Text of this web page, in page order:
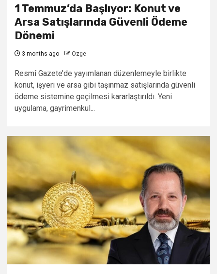
1 Temmuz’da Başlıyor: Konut ve
Arsa Satışlarında Güvenli Ödeme
Dönemi
3 months ago Ozge
Resmî Gazete’de yayımlanan düzenlemeyle birlikte
konut, işyeri ve arsa gibi taşınmaz satışlarında güvenli
ödeme sistemine geçilmesi kararlaştırıldı. Yeni
uygulama, gayrimenkul...